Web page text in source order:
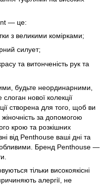
— це:
з великими комірками;
силует;
та витонченість рук та
будьте неординарними,
нової колекції
створена для того, щоб ви
за допомогою
крою та розкішних
від Penthouse ваші дні та
Бренд Penthouse —
тільки високоякісні
алергії, не